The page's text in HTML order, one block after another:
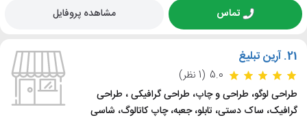
تماس مشاهده پروفایل
21. آرین تبلیغ
5.0 (1 نظر)
طراحی لوگو، طراحی و چاپ، طراحی گرافیکی ، طراحی
گرافیک، ساک دستی، تابلو، جعبه، چاپ کاتالوگ، شاسی